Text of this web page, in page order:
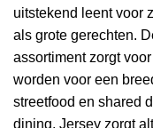
uitstekend leent voor
als grote gerechten.
assortiment zorgt
worden voor een
streetfood en shared
dining. Jersey zorgt